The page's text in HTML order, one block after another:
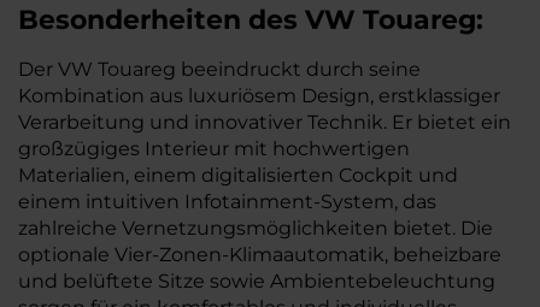
Besonderheiten des VW Touareg:
Der VW Touareg beeindruckt durch seine
Kombination aus luxuriösem Design, erstklassiger
Verarbeitung und innovativer Technik. Er bietet ein
großzügiges Interieur mit hochwertigen
Materialien, einem digitalisierten Cockpit und
einem intuitiven Infotainment-System, das
zahlreiche Vernetzungsmöglichkeiten bietet. Die
optionale Vier-Zonen-Klimaautomatik, beheizbare
und belüftete Sitze sowie Ambientebeleuchtung